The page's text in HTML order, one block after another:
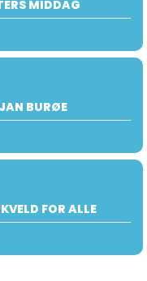
MIDDAG
BURØE
FOR ALLE